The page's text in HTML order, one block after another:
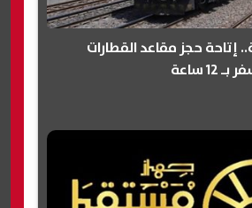
إتاحة حجز مقاعد القطارات
ساعة